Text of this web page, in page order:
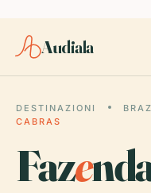
Audiala
DESTINAZIONI
CABRAS
Faze